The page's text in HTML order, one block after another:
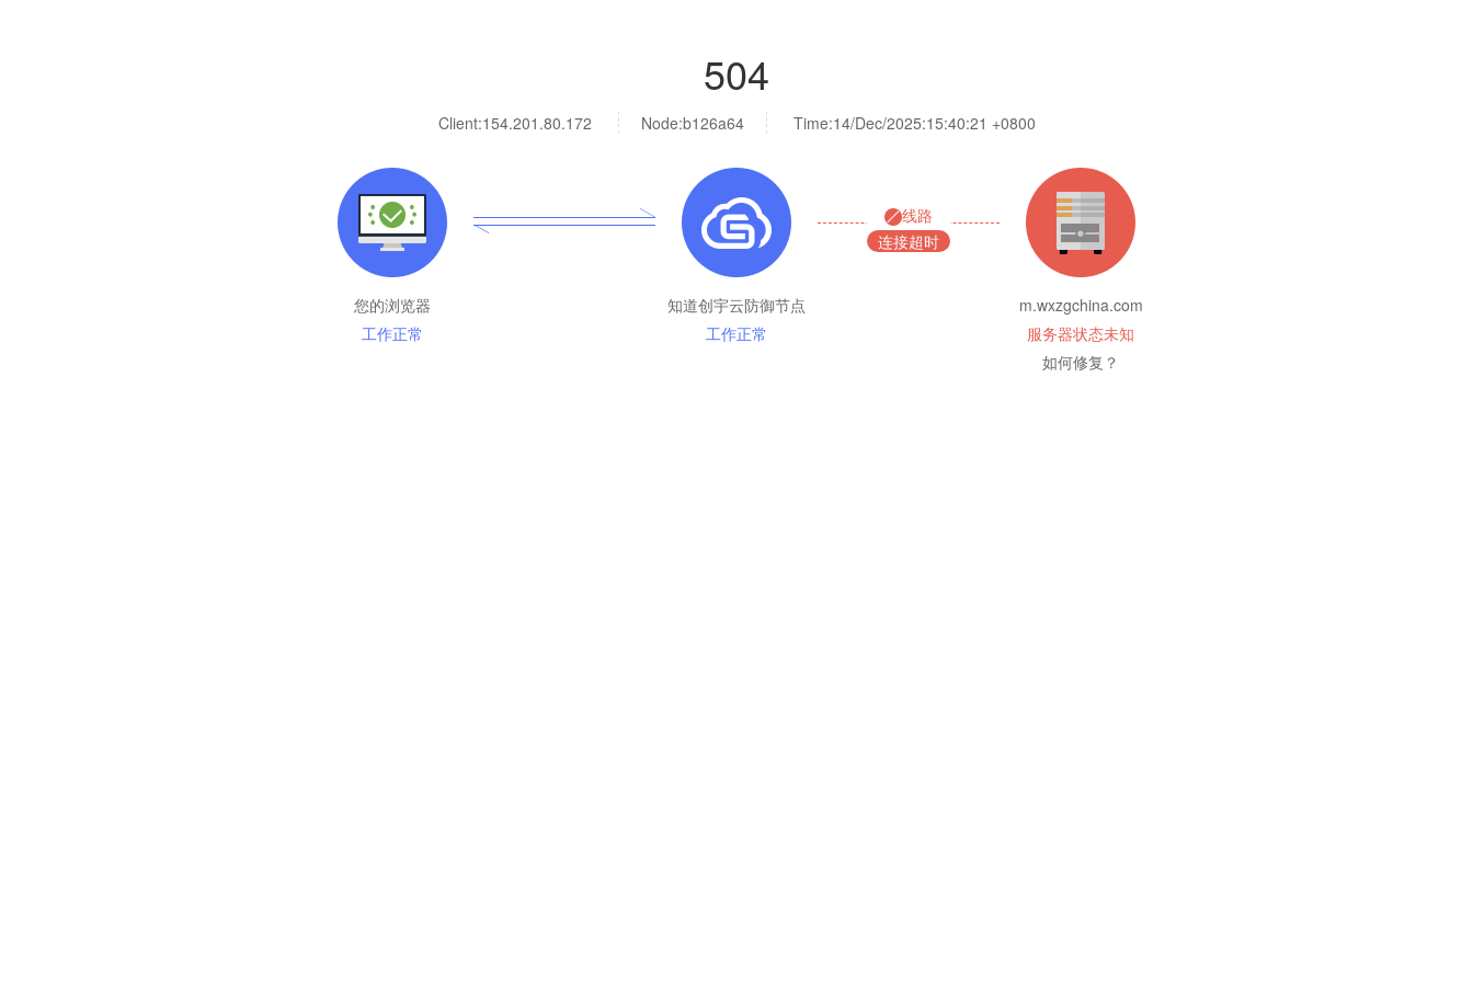
504
Client:154.201.80.172 Node:b126a64 Time:14/Dec/2025:15:40:21 +0800
您的浏览器
工作正常
知道创宇云防御节点
工作正常
线路
连接超时
m.wxzgchina.com
服务器状态未知
如何修复？